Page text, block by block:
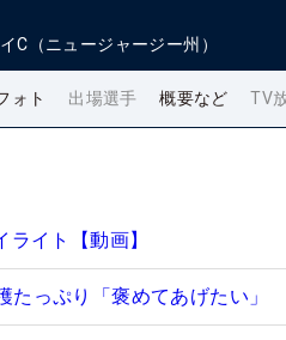
C（ニュージャージー州）
ォト 出場選手 概要など TV
イト【動画】
っぷり「褒めてあげたい」